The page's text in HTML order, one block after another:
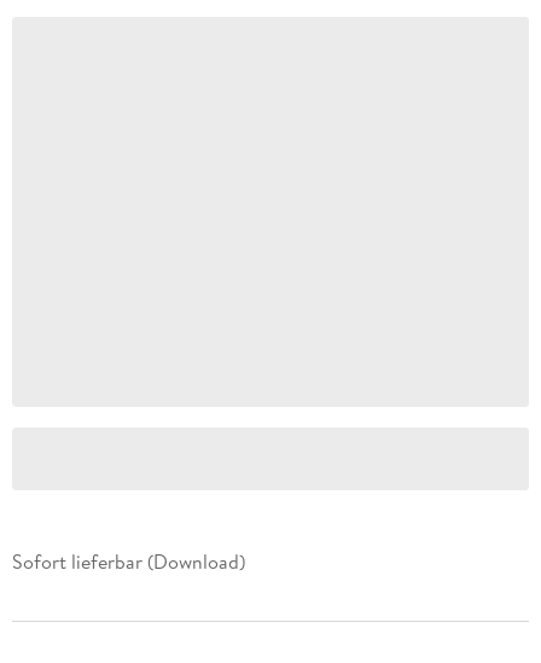
Sofort lieferbar (Download)